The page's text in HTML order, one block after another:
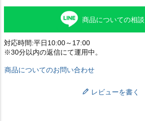
商品についての相
対応時間:平日10:00～17:00
※30分以内の返信にて運用中。
商品についてのお問い合わせ
レビューを書く